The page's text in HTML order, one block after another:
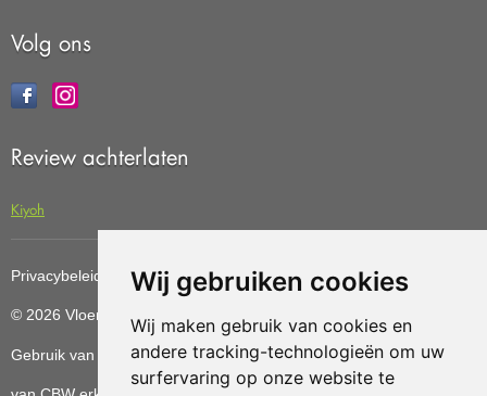
Wij gebruiken cookies
Wij maken gebruik van cookies en
andere tracking-technologieën om uw
surfervaring op onze website te
Volg ons
Review achterlaten
Kiyoh
Privacybeleid Cookiebeleid Update cookies preferences
© 2026 Vloerenvoordelig Deze website is ontwikkeld door AGN
Gebruik van deze site betekent dat u dealgemene voorwaarden